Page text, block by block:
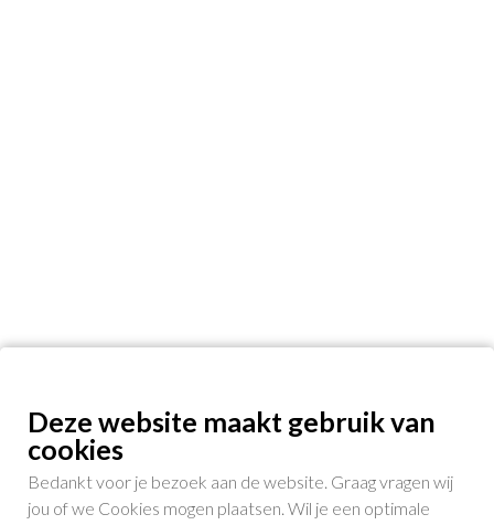
Deze website maakt gebruik van
cookies
Bedankt voor je bezoek aan de website. Graag vragen wij
jou of we Cookies mogen plaatsen. Wil je een optimale